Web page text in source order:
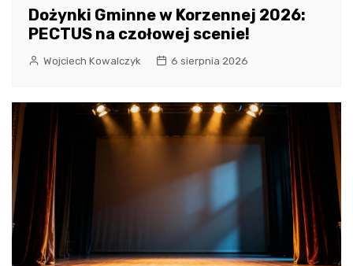
Dożynki Gminne w Korzennej 2026:
PECTUS na czołowej scenie!
Wojciech Kowalczyk 6 sierpnia 2026